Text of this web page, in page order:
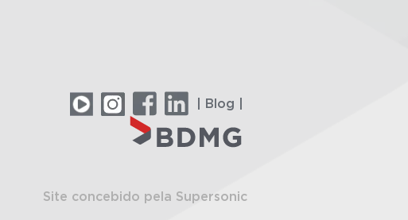
| Blog |
Site concebido pela Supersonic